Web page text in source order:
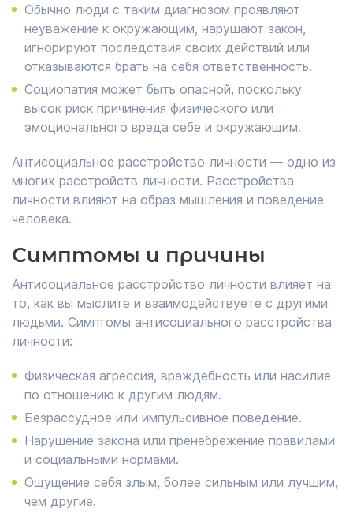
Обычно люди с таким диагнозом проявляют
неуважение к окружающим, нарушают закон,
игнорируют последствия своих действий или
отказываются брать на себя ответственность.
Социопатия может быть опасной, поскольку
высок риск причинения физического или
эмоционального вреда себе и окружающим.
Антисоциальное расстройство личности — одно из
многих расстройств личности. Расстройства
личности влияют на образ мышления и поведение
человека.
Симптомы и причины
Антисоциальное расстройство личности влияет на
то, как вы мыслите и взаимодействуете с другими
людьми. Симптомы антисоциального расстройства
личности:
Физическая агрессия, враждебность или насилие
по отношению к другим людям.
Безрассудное или импульсивное поведение.
Нарушение закона или пренебрежение правилами
и социальными нормами.
Ощущение себя злым, более сильным или лучшим,
чем другие.